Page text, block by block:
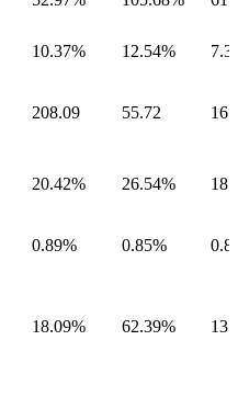
10.37% 12.54%
208.09 55.72
20.42% 26.54%
0.89% 0.85%
18.09% 62.39%